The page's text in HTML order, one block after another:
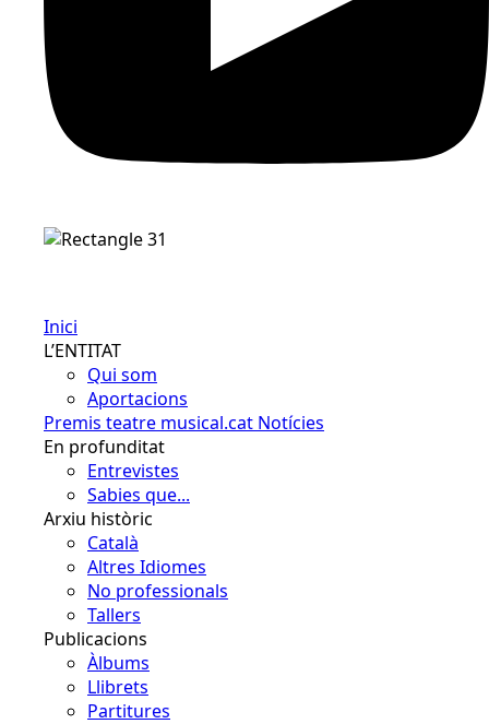
Inici
L’ENTITAT
Qui som
Aportacions
Premis teatre musical.cat Notícies
En profunditat
Entrevistes
Sabies que...
Arxiu històric
Català
Altres Idiomes
No professionals
Tallers
Publicacions
Àlbums
Llibrets
Partitures